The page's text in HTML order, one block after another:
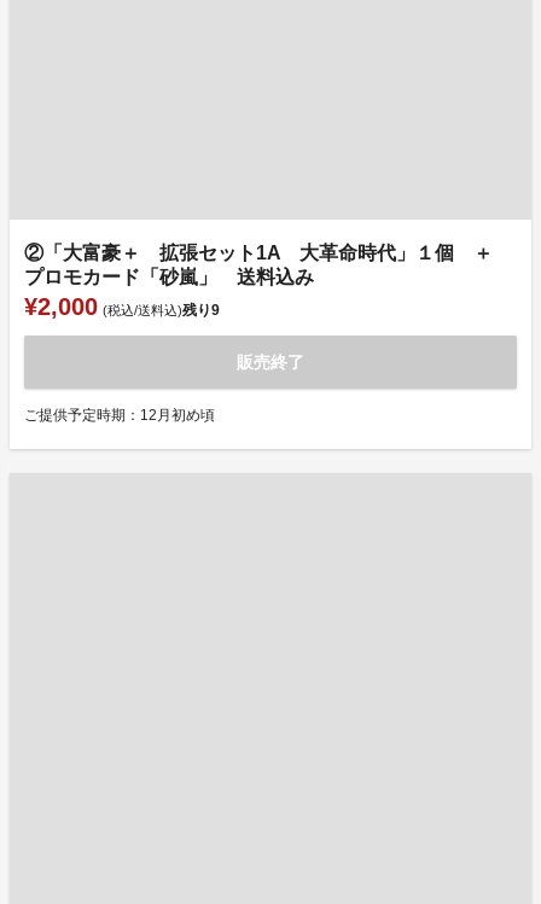
②「大富豪＋ 拡張セット1A 大革命時代」１個 ＋
プロモカード「砂嵐」 送料込み
¥2,000 (税込/送料込)残り9
販売終了
ご提供予定時期：12月初め頃